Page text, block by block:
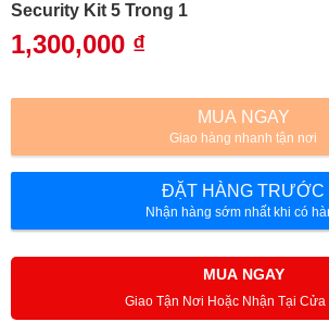
Security Kit 5 Trong 1
1,300,000 ₫
MUA NGAY
Giao hàng nhanh tận nơi
ĐẶT HÀNG TRƯỚC
Nhận hàng sớm nhất khi có
MUA NGAY
Giao Tận Nơi Hoặc Nhận Tại Cửa